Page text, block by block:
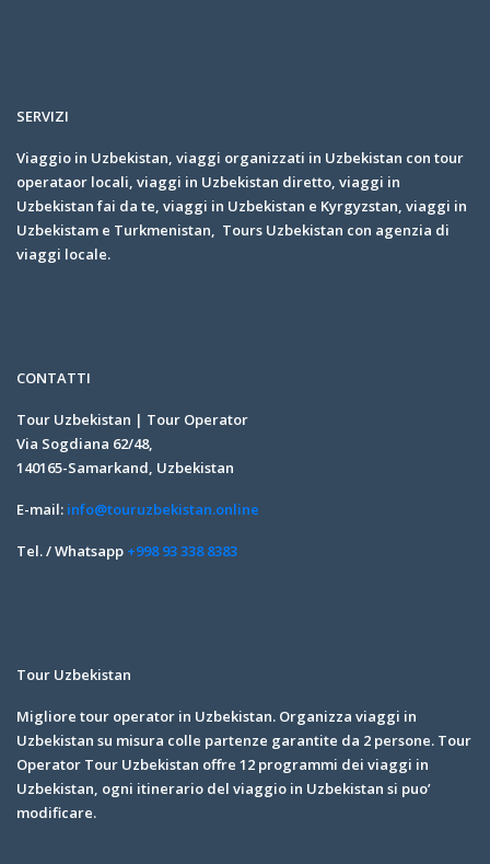
SERVIZI
Viaggio in Uzbekistan, viaggi organizzati in Uzbekistan con tour
operataor locali, viaggi in Uzbekistan diretto, viaggi in
Uzbekistan fai da te, viaggi in Uzbekistan e Kyrgyzstan, viaggi in
Uzbekistam e Turkmenistan, Tours Uzbekistan con agenzia di
viaggi locale.
CONTATTI
Tour Uzbekistan | Tour Operator
Via Sogdiana 62/48,
140165-Samarkand, Uzbekistan
E-mail: info@touruzbekistan.online
Tel. / Whatsapp +998 93 338 8383
Tour Uzbekistan
Migliore tour operator in Uzbekistan. Organizza viaggi in
Uzbekistan su misura colle partenze garantite da 2 persone. Tour
Operator Tour Uzbekistan offre 12 programmi dei viaggi in
Uzbekistan, ogni itinerario del viaggio in Uzbekistan si puo’
modificare.